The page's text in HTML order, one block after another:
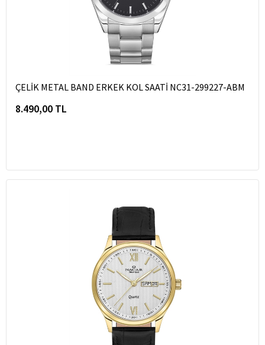
ÇELİK METAL BAND ERKEK KOL SAATİ NC31-299227-ABM
8.490,00 TL